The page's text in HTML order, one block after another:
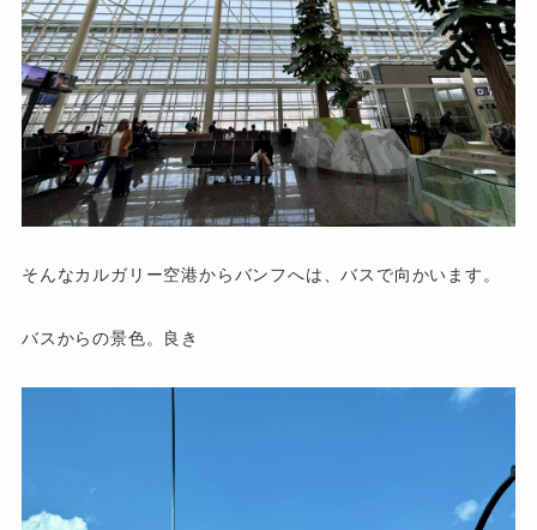
そんなカルガリー空港からバンフへは、バスで向かいます。
バスからの景色。良き